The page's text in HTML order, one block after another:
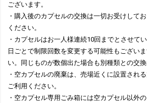
ございます。
・購入後のカプセルの交換は一切お受けして
ください。
・カプセルはお一人様連続10回までとさせて
日ごとで制限回数を変更する可能性もござい
い。同じものが数個出た場合も別種類との交換
・空カプセルの廃棄は、売場近くに設置され
ご利用ください。
・空カプセル専用ごみ箱には空カプセル以外